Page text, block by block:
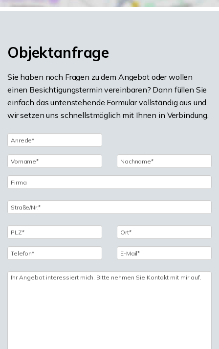
Objektanfrage
Sie haben noch Fragen zu dem Angebot oder wollen
einen Besichtigungstermin vereinbaren? Dann füllen Sie
einfach das untenstehende Formular vollständig aus und
wir setzen uns schnellstmöglich mit Ihnen in Verbindung.